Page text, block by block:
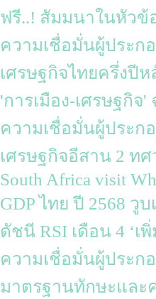
ฟรี..! สัมมนาในหัวข้อ
ความเชื่อมั่นผู้ประก
เศรษฐกิจไทยครึ่งปี
'การเมือง-เศรษฐกิ
ความเชื่อมั่นผู้ประก
เศรษฐกิจอีสาน 2 ท
South Africa visit
GDP ไทย ปี 2568 วู
ดัชนี RSI เดือน 4 ‘เ
ความเชื่อมั่นผู้ประก
มาตรฐานทักษะและ